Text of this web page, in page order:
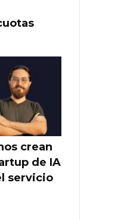
crean
de IA
servicio